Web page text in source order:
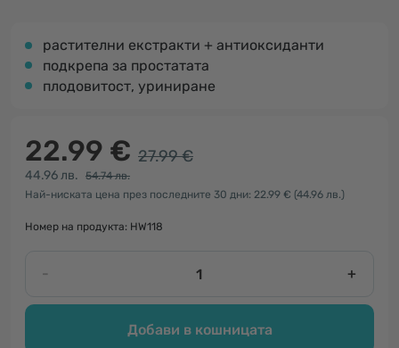
растителни екстракти + антиоксиданти
подкрепа за простатата
плодовитост, уриниране
22.99 € 27.99 €
44.96 лв.
54.74 лв.
Най-ниската цена през последните 30 дни: 22.99 € (44.96 лв.)
Номер на продукта: HW118
- +
Добави в кошницата